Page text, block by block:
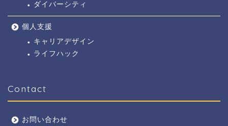
ダイバーシティ
個人支援
キャリアデザイン
ライフハック
Contact
お問い合わせ